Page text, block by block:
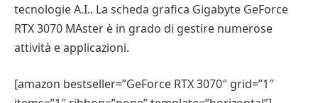
tecnologie A.I.. La scheda grafica Gigabyte GeForce
RTX 3070 MAster è in grado di gestire numerose
attività e applicazioni.
[amazon bestseller=”GeForce RTX 3070″ grid=”1″